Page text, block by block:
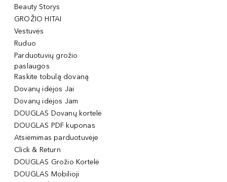
Beauty Storys
GROŽIO HITAI
Vestuvės
Ruduo
Parduotuvių grožio
paslaugos
Raskite tobulą dovaną
Dovanų idėjos Jai
Dovanų idėjos Jam
DOUGLAS Dovanų kortelė
DOUGLAS PDF kuponas
Atsiėmimas parduotuvėje
Click & Return
DOUGLAS Grožio Kortelė
DOUGLAS Mobilioji